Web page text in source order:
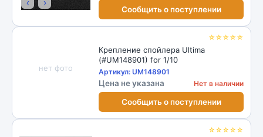
‹ ›
Сообщить о поступлении
☆☆☆☆☆
нет фото
Крепление спойлера Ultima
(#UM148901) for 1/10
Артикул: UM148901
Цена не указана Нет в наличии
Сообщить о поступлении
☆☆☆☆☆